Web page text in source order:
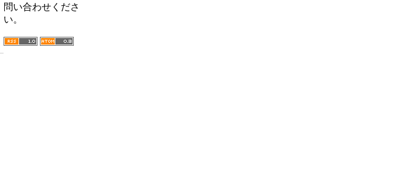
問い合わせくださ
い。